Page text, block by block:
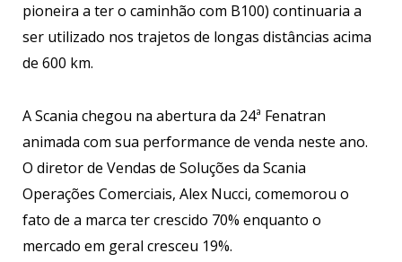
pioneira a ter o caminhão com B100) continuaria a
ser utilizado nos trajetos de longas distâncias acima
de 600 km.
A Scania chegou na abertura da 24ª Fenatran
animada com sua performance de venda neste ano.
O diretor de Vendas de Soluções da Scania
Operações Comerciais, Alex Nucci, comemorou o
fato de a marca ter crescido 70% enquanto o
mercado em geral cresceu 19%.